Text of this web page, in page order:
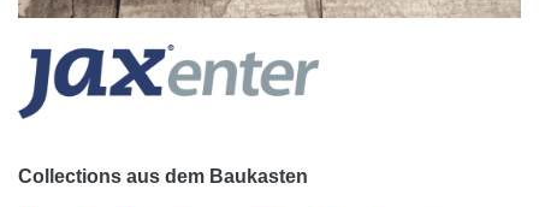
Collections aus dem Baukasten